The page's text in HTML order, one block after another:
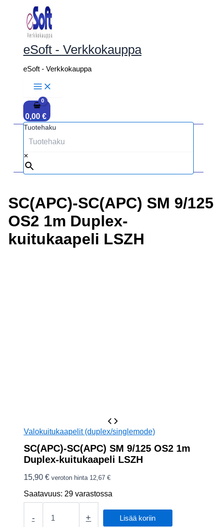
sisältöön
eSoft - Verkkokauppa
eSoft - Verkkokauppa
0,00 €
Tuotehaku
×
SC(APC)-SC(APC) SM 9/125
OS2 1m Duplex-
kuitukaapeli LSZH
Valokuitukaapelit (duplex/singlemode)
SC(APC)-SC(APC) SM 9/125 OS2 1m
Duplex-kuitukaapeli LSZH
15,90 € veroton hinta 12,67 €
Saatavuus: 29 varastossa
-
SC(APC)-
+ Lisää koriin